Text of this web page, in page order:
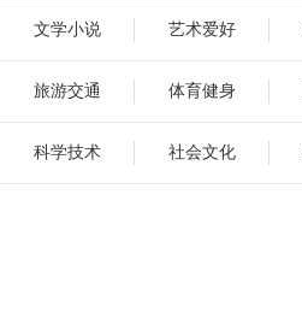
文学小说 艺术爱好
旅游交通 体育健身
科学技术 社会文化